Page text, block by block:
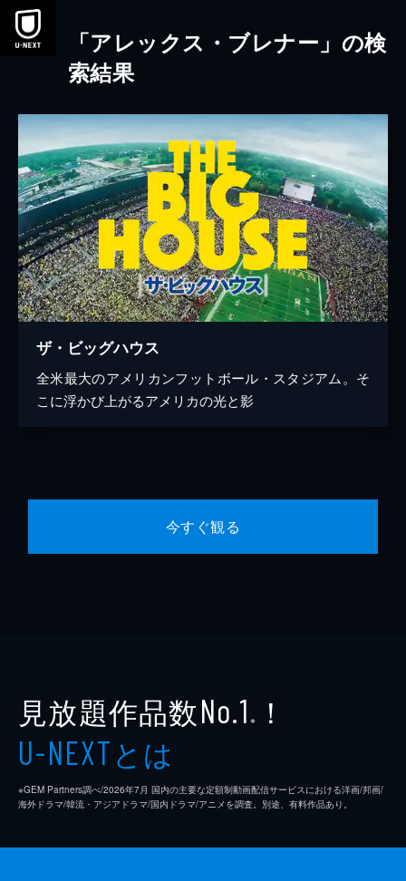
本文へスキップ
「アレックス・ブレナー」の検
索結果
ザ・ビッグハウス
全米最大のアメリカンフットボール・スタジアム。そ
こに浮かび上がるアメリカの光と影
今すぐ観る
見放題作品数No.1 ※ ！
U-NEXTとは
※GEM Partners調べ/2026年7⽉ 国内の主要な定額制動画配信サービスにおける洋画/邦画/
海外ドラマ/韓流・アジアドラマ/国内ドラマ/アニメを調査。別途、有料作品あり。